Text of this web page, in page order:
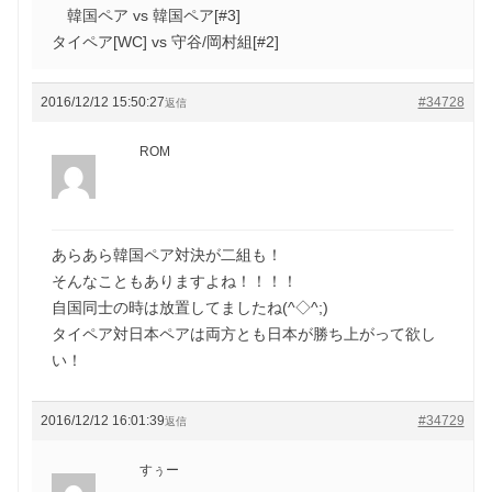
韓国ペア vs 韓国ペア[#3]
タイペア[WC] vs 守谷/岡村組[#2]
2016/12/12 15:50:27 #34728
返信
ROM
あらあら韓国ペア対決が二組も！
そんなこともありますよね！！！！
自国同士の時は放置してましたね(^◇^;)
タイペア対日本ペアは両方とも日本が勝ち上がって欲し
い！
2016/12/12 16:01:39 #34729
返信
すぅー